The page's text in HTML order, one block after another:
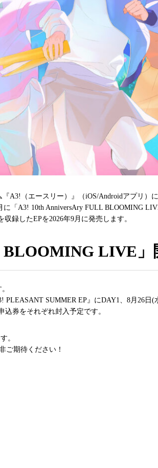
A3!（エースリー）』（iOS/Androidアプリ）
「A3! 10th AnniversAry FULL BLOOMING
録したEPを2026年9月に発売します。
LIVE」
SUMMER EP』にDAY1、8月26日
券をそれぞれ封入予定です。
。
ご期待ください！